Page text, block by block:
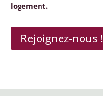
logement.
Rejoignez-nous !